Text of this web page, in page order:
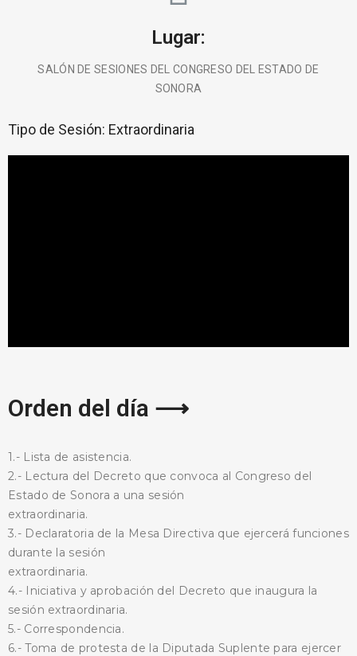
Lugar:
SALÓN DE SESIONES DEL CONGRESO DEL ESTADO DE
SONORA
Tipo de Sesión: Extraordinaria
Orden del día ⟶
1.- Lista de asistencia.
2.- Lectura del Decreto que convoca al Congreso del
Estado de Sonora a una sesión
extraordinaria.
3.- Declaratoria de la Mesa Directiva que ejercerá funciones
durante la sesión
extraordinaria.
4.- Iniciativa y aprobación del Decreto que inaugura la
sesión extraordinaria.
5.- Correspondencia.
6.- Toma de protesta de la Diputada Suplente para ejercer